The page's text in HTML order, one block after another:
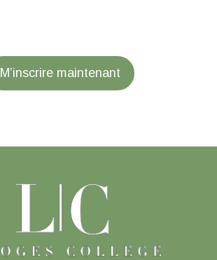
M’inscrire maintenant